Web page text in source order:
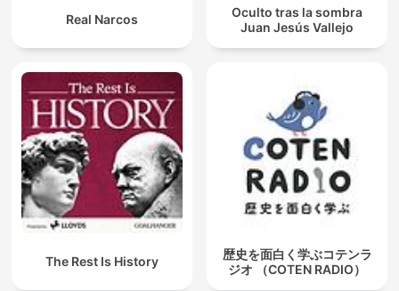
Real Narcos
Oculto tras la sombra
Juan Jesús Vallejo
The Rest Is History
歴史を面白く学ぶコテンラ
ジオ （COTEN RADIO）